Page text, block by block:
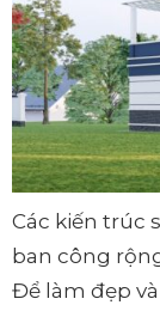
Các kiến trúc
ban công
Để làm đẹp